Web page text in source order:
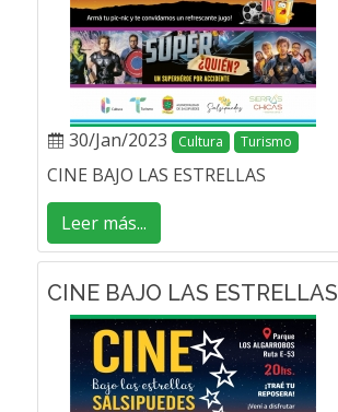
30/Jan/2023 Cultura Turismo
CINE BAJO LAS ESTRELLAS
Leer más...
CINE BAJO LAS ESTRELLAS